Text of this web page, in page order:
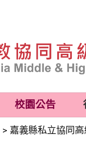
校園公告
> 嘉義縣私立協同